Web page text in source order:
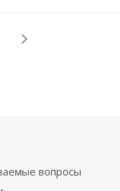
вопросы